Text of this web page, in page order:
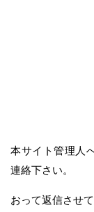
本サイト管理人
連絡下さい。
おって返信させて